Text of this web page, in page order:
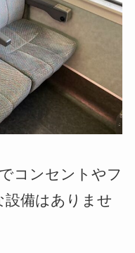
コンセントやフ
設備はありませ